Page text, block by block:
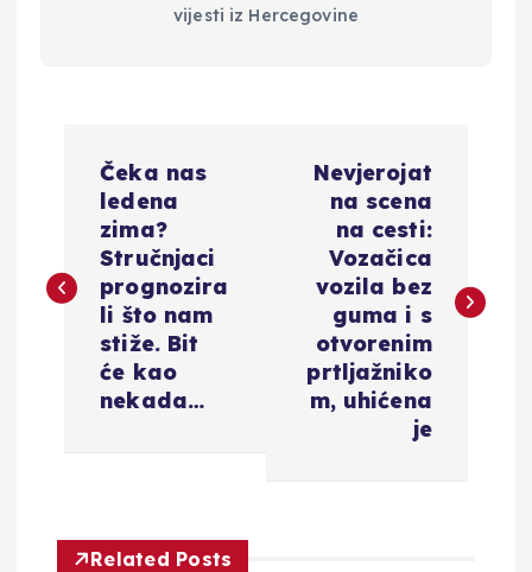
vijesti iz Hercegovine
v
Čeka nas
ledena
zima?
Stručnjaci
prognozira
li što nam
stiže. Bit
će kao
nekada…
Nevjerojat
na scena
na cesti:
Vozačica
vozila bez
guma i s
otvorenim
prtljažniko
m, uhićena
je
Related Posts